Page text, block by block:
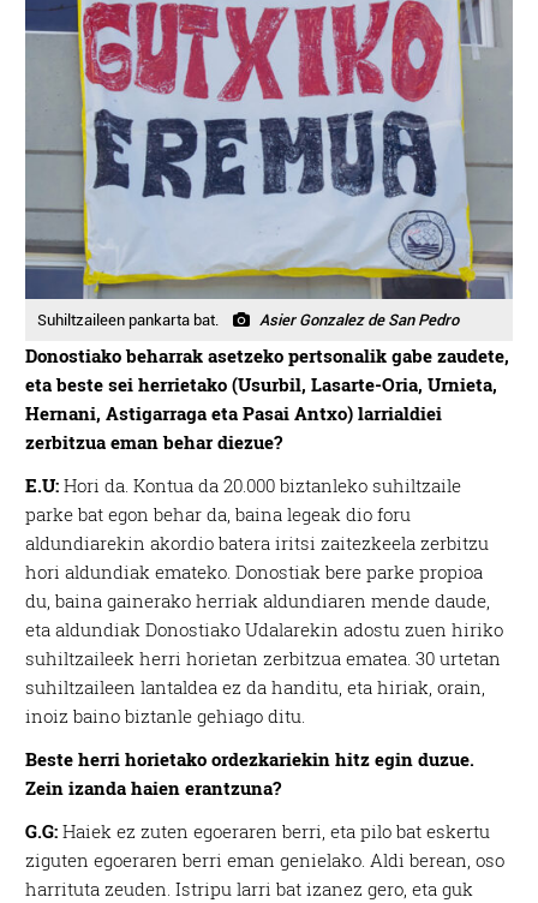
Suhiltzaileen pankarta bat. Asier Gonzalez de San Pedro
Donostiako beharrak asetzeko pertsonalik gabe zaudete,
eta beste sei herrietako (Usurbil, Lasarte-Oria, Urnieta,
Hernani, Astigarraga eta Pasai Antxo) larrialdiei
zerbitzua eman behar diezue?
E.U:Hori da. Kontua da 20.000 biztanleko suhiltzaile
parke bat egon behar da, baina legeak dio foru
aldundiarekin akordio batera iritsi zaitezkeela zerbitzu
hori aldundiak emateko. Donostiak bere parke propioa
du, baina gainerako herriak aldundiaren mende daude,
eta aldundiak Donostiako Udalarekin adostu zuen hiriko
suhiltzaileek herri horietan zerbitzua ematea. 30 urtetan
suhiltzaileen lantaldea ez da handitu, eta hiriak, orain,
inoiz baino biztanle gehiago ditu.
Beste herri horietako ordezkariekin hitz egin duzue.
Zein izanda haien erantzuna?
G.G:Haiek ez zuten egoeraren berri, eta pilo bat eskertu
ziguten egoeraren berri eman genielako. Aldi berean, oso
harrituta zeuden. Istripu larri bat izanez gero, eta guk